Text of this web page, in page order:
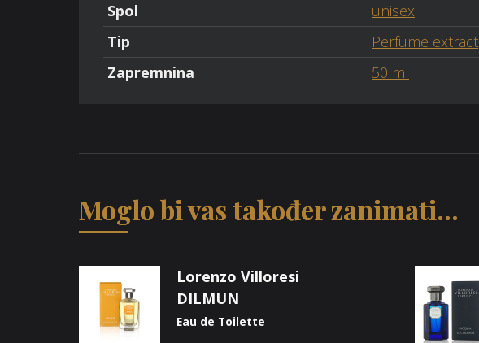
Spol
unisex
Tip
Perfume extract
Zapremnina
50 ml
Moglo bi vas također zanimati...
Lorenzo Villoresi
DILMUN
Eau de Toilette